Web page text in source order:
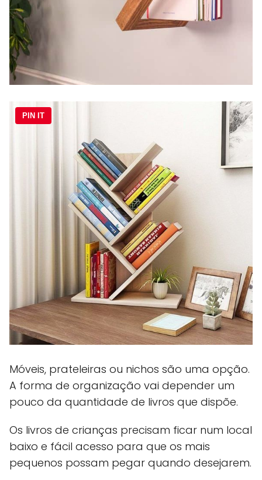
PIN IT
Móveis, prateleiras ou nichos são uma opção.
A forma de organização vai depender um
pouco da quantidade de livros que dispõe.
Os livros de crianças precisam ficar num local
baixo e fácil acesso para que os mais
pequenos possam pegar quando desejarem.